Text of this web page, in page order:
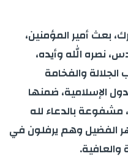
بعث أمير المؤمنين،
نصره الله وأيده،
والفخامة
الإسلامية، ضمنها
مشفوعة بالدعاء لله
الفضيل وهم يرفلون في
والعافية.